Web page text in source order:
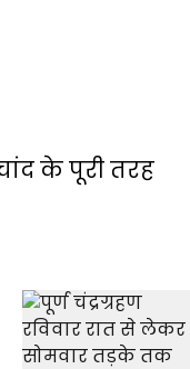
के पूरी तरह